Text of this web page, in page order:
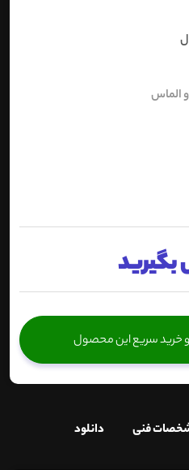
خرید سریع این محصول
فنی دانلود